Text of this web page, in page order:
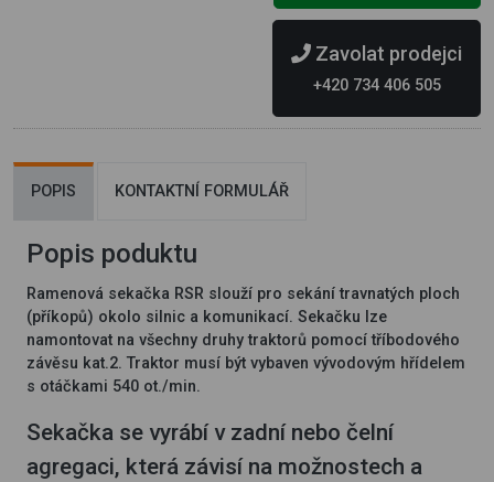
Zavolat prodejci
+420 734 406 505
POPIS KONTAKTNÍ FORMULÁŘ
Popis poduktu
Ramenová sekačka RSR slouží pro sekání travnatých ploch
(příkopů) okolo silnic a komunikací. Sekačku lze
namontovat na všechny druhy traktorů pomocí tříbodového
závěsu kat.2. Traktor musí být vybaven vývodovým hřídelem
s otáčkami 540 ot./min.
Sekačka se vyrábí v zadní nebo čelní
agregaci, která závisí na možnostech a